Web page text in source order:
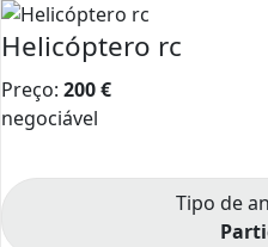
Helicóptero rc
Preço: 200€
negociável
Tipo de